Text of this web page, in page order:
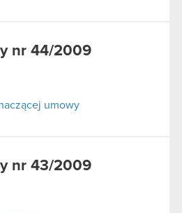
nr 44/2009
umowy
nr 43/2009